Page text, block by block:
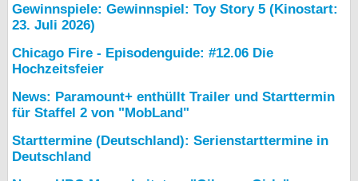
Gewinnspiele: Gewinnspiel: Toy Story 5 (Kinostart:
23. Juli 2026)
Chicago Fire - Episodenguide: #12.06 Die
Hochzeitsfeier
News: Paramount+ enthüllt Trailer und Starttermin
für Staffel 2 von "MobLand"
Starttermine (Deutschland): Serienstarttermine in
Deutschland